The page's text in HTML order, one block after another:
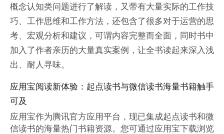
概念认知类问题进行了解读，又带有大量实际的工作技
巧、工作思维和工作方法，还包含了很多对于运营的思
考、宏观分析和建议，可谓内容完整而全面，同时书中
加入了作者亲历的大量真实案例，让全书读起来深入浅
出、耐人寻味。
应用宝阅读新体验：起点读书与微信读书海量书籍触手
可及
应用宝作为腾讯官方应用平台，现已集成起点读书和微
信读书的海量热门书籍资源。您可通过应用宝下载浏览